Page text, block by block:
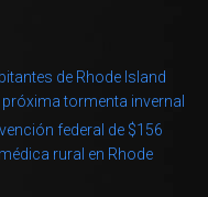
de Rhode Island
tormenta invernal
federal de $156
rural en Rhode